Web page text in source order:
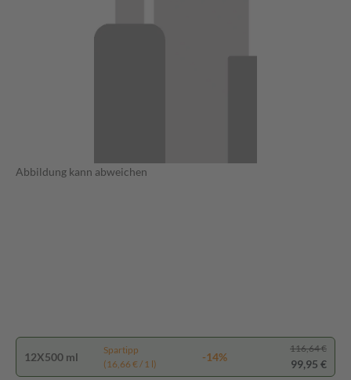
Abbildung kann abweichen
12X500 ml
Spartipp
(16,66 € / 1 l)
-14%
116,64 €
99,95 €